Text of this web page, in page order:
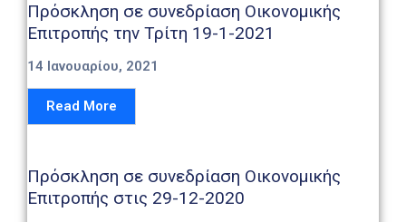
Πρόσκληση σε συνεδρίαση Οικονομικής
Επιτροπής την Τρίτη 19-1-2021
14 Ιανουαρίου, 2021
Read More
Πρόσκληση σε συνεδρίαση Οικονομικής
Επιτροπής στις 29-12-2020